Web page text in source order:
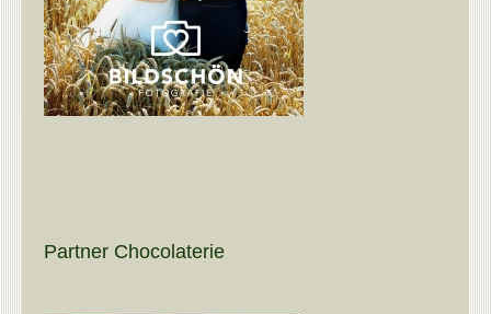
Partner Chocolaterie